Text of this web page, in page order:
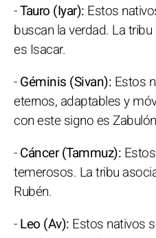
-Tauro (Iyar): Estos
buscan la verdad. La
es Isacar.
-Géminis (Sivan): Estos
eternos, adaptables y
con este signo es
-Cáncer (Tammuz):
temerosos. La tribu
Rubén.
-Leo (Av): Estos nativos